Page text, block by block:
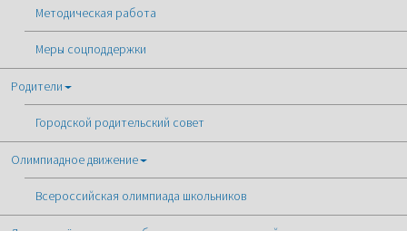
Методическая работа
Меры соцподдержки
Родители
Городской родительский совет
Олимпиадное движение
Всероссийская олимпиада школьников